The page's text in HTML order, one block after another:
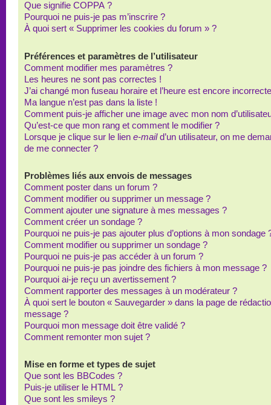
Que signifie COPPA ?
Pourquoi ne puis-je pas m’inscrire ?
À quoi sert « Supprimer les cookies du forum » ?
Préférences et paramètres de l’utilisateur
Comment modifier mes paramètres ?
Les heures ne sont pas correctes !
J’ai changé mon fuseau horaire et l’heure est encore
Ma langue n’est pas dans la liste !
Comment puis-je afficher une image avec mon nom
Qu’est-ce que mon rang et comment le modifier ?
Lorsque je clique sur le lien e-maild’un utilisateur, on me
de me connecter ?
Problèmes liés aux envois de messages
Comment poster dans un forum ?
Comment modifier ou supprimer un message ?
Comment ajouter une signature à mes messages ?
Comment créer un sondage ?
Pourquoi ne puis-je pas ajouter plus d’options à mon sondage
Comment modifier ou supprimer un sondage ?
Pourquoi ne puis-je pas accéder à un forum ?
Pourquoi ne puis-je pas joindre des fichiers à mon message ?
Pourquoi ai-je reçu un avertissement ?
Comment rapporter des messages à un modérateur ?
À quoi sert le bouton « Sauvegarder » dans la page de
message ?
Pourquoi mon message doit être validé ?
Comment remonter mon sujet ?
Mise en forme et types de sujet
Que sont les BBCodes ?
Puis-je utiliser le HTML ?
Que sont les smileys ?